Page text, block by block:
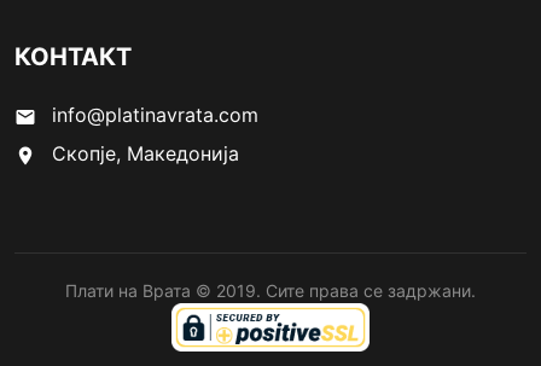
КОНТАКТ
email info@platinavrata.com
location_on Скопје, Македонија
Плати на Врата © 2019. Сите права се задржани.